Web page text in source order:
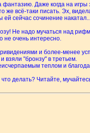
фантазию. Даже когда на
всё-таки писать. Эх,
сейчас сочинение накатал...
Не надо мучаться над
не очень интересно.
и более-менее
взяли "бронзу" в третьем.
теплом и
делать? Читайте,